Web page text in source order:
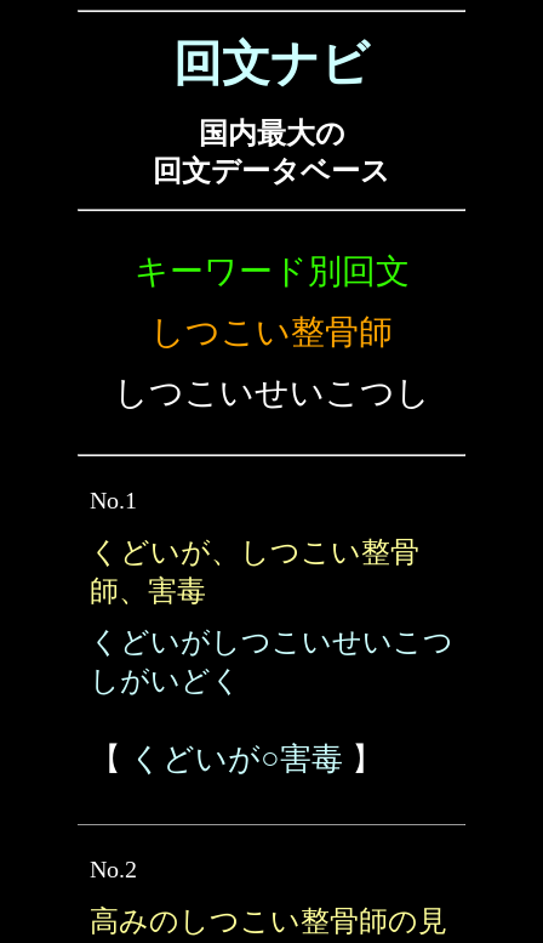
回文ナビ
国内最大の
回文データベース
キーワード別回文
しつこい整骨師
しつこいせいこつし
No.1
くどいが、しつこい整骨
師、害毒
くどいがしつこいせいこつ
しがいどく
【 くどいが○害毒 】
No.2
高みのしつこい整骨師の見